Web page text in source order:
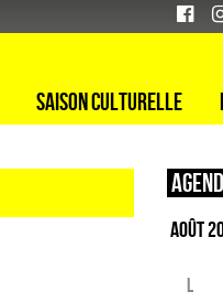
Saison culturelle
L